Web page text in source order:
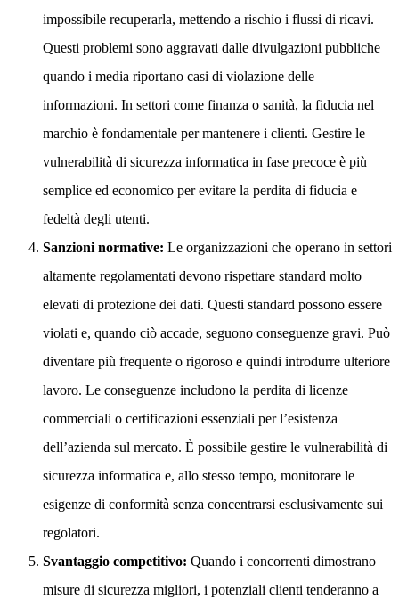
impossibile recuperarla, mettendo a rischio i flussi di ricavi.
Questi problemi sono aggravati dalle divulgazioni pubbliche
quando i media riportano casi di violazione delle
informazioni. In settori come finanza o sanità, la fiducia nel
marchio è fondamentale per mantenere i clienti. Gestire le
vulnerabilità di sicurezza informatica in fase precoce è più
semplice ed economico per evitare la perdita di fiducia e
fedeltà degli utenti.
Sanzioni normative: Le organizzazioni che operano in settori
altamente regolamentati devono rispettare standard molto
elevati di protezione dei dati. Questi standard possono essere
violati e, quando ciò accade, seguono conseguenze gravi. Può
diventare più frequente o rigoroso e quindi introdurre ulteriore
lavoro. Le conseguenze includono la perdita di licenze
commerciali o certificazioni essenziali per l’esistenza
dell’azienda sul mercato. È possibile gestire le vulnerabilità di
sicurezza informatica e, allo stesso tempo, monitorare le
esigenze di conformità senza concentrarsi esclusivamente sui
regolatori.
Svantaggio competitivo: Quando i concorrenti dimostrano
misure di sicurezza migliori, i potenziali clienti tenderanno a